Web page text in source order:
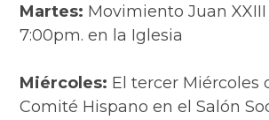
Martes: Movimiento Juan
7:00pm. en la Iglesia
Miércoles: El tercer Miércoles
Comité Hispano en el Salón